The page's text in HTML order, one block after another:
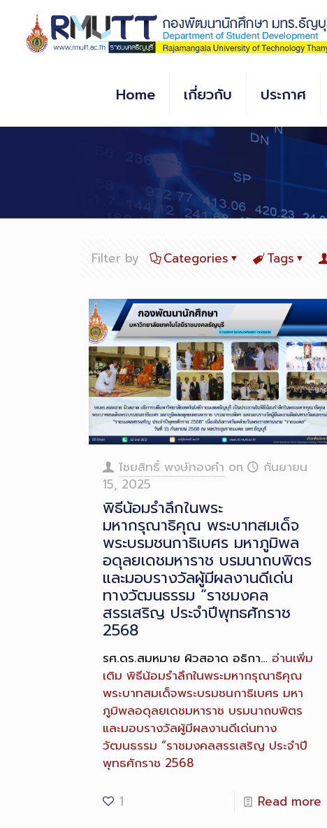
Content
Home เกี่ยวกับ ประกาศ
Filter by Categories Tags
ไชยสิทธิ์ พงษ์ทองคำ on
กันยายน
15, 2025
พิธีน้อมรำลึกในพระ
มหากรุณาธิคุณ พระบาทสมเด็จ
พระบรมชนกาธิเบศร มหาภูมิพล
อดุลยเดชมหาราช บรมนาถบพิตร
และมอบรางวัลผู้มีผลงานดีเด่น
ทางวัฒนธรรม “ราชมงคล
สรรเสริญ ประจำปีพุทธศักราช
2568
รศ.ดร.สมหมาย ผิวสอาด อธิกา… อ่านเพิ่ม
เติม พิธีน้อมรำลึกในพระมหากรุณาธิคุณ
พระบาทสมเด็จพระบรมชนกาธิเบศร มหา
ภูมิพลอดุลยเดชมหาราช บรมนาถบพิตร
และมอบรางวัลผู้มีผลงานดีเด่นทาง
วัฒนธรรม “ราชมงคลสรรเสริญ ประจำปี
พุทธศักราช 2568
1 Read more